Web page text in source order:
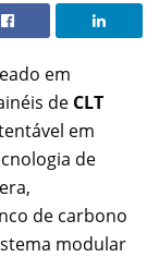
em
de CLT
em
de
de carbono
modular